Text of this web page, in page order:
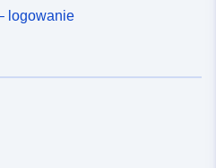
logowanie